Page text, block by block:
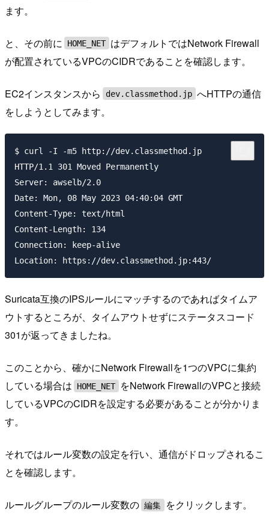
ます。
と、その前に HOME_NET はデフォルトではNetwork Firewall
が配置されているVPCのCIDRであることを確認します。
EC2インスタンスから dev.classmethod.jp へHTTPの通信
をしようとしてみます。
$ curl -I -m5 http://dev.classmethod.jp
HTTP/1.1 301 Moved Permanently
Server: awselb/2.0
Date: Mon, 08 May 2023 04:40:04 GMT
Content-Type: text/html
Content-Length: 134
Connection: keep-alive
Suricata互換のIPSルールにマッチするのであればタイムア
ウトするところが、タイムアウトせずにステータスコード
301が返ってきましたね。
このことから、確かにNetwork Firewallを1つのVPCに集約
している場合は
HOME_NET
をNetwork FirewallのVPCと接続
しているVPCのCIDRを設定する必要があることが分かりま
す。
それではルール変数の設定を行い、通信がドロップされるこ
とを確認します。
ルールグループのルール変数の 編集 をクリックします。